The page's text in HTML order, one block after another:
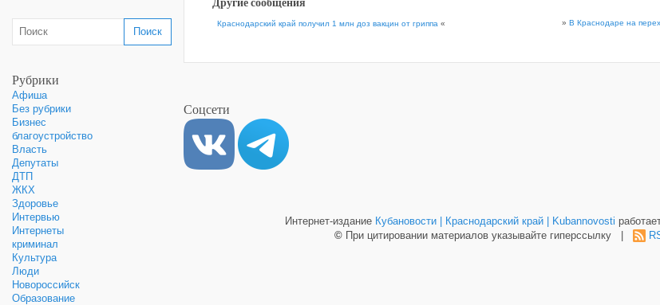
Рубрики
Афиша
Без рубрики
Бизнес
благоустройство
Власть
Депутаты
ДТП
ЖКХ
Здоровье
Интервью
Интернеты
криминал
Культура
Люди
Новороссийск
Образование
Краснодарский край получил 1 млн доз вакцин от гриппа « » В Краснодаре на
Соцсети
Интернет-издание Кубановости | Краснодарский край | Kubannovosti
© При цитировании материалов указывайте гиперссылку |